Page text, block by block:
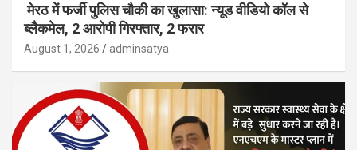
मेरठ में फर्जी पुलिस चौकी का खुलासा: न्यूड वीडियो कॉल से
ब्लैकमेल, 2 आरोपी गिरफ्तार, 2 फरार
August 1, 2026 adminsatya